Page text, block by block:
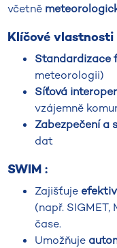
včetně
Klíčové vlastnosti
Standardizace
meteorologii)
Síťová
vzájemně
Zabezpečení a
dat
SWIM :
Zajišťuje
(např. SIGMET,
čase.
Umožňuje